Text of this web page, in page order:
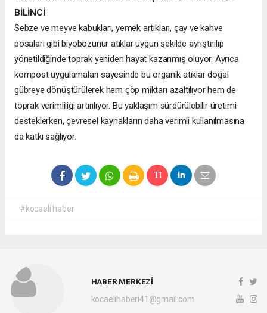
BİLİNCİ
Sebze ve meyve kabukları, yemek artıkları, çay ve kahve
posaları gibi biyobozunur atıklar uygun şekilde ayrıştırılıp
yönetildiğinde toprak yeniden hayat kazanmış oluyor. Ayrıca
kompost uygulamaları sayesinde bu organik atıklar doğal
gübreye dönüştürülerek hem çöp miktarı azaltılıyor hem de
toprak verimliliği artırılıyor. Bu yaklaşım sürdürülebilir üretimi
desteklerken, çevresel kaynakların daha verimli kullanılmasına
da katkı sağlıyor.
#kocaeli haber
HABER MERKEZİ
kocaelihaberi41@gmail.com